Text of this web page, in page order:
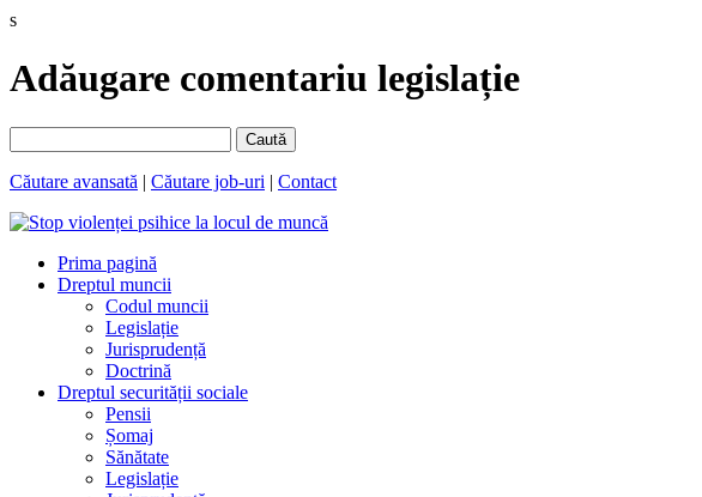
s
Adăugare comentariu legislație
Caută
Căutare avansată | Căutare job-uri | Contact
Prima pagină
Dreptul muncii
Codul muncii
Legislație
Jurisprudență
Doctrină
Dreptul securității sociale
Pensii
Șomaj
Sănătate
Legislație